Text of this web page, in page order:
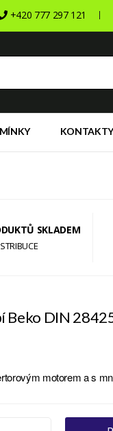
+420 777 297 121
KONTAKTY
SKLADEM
Beko DIN
motorem a s